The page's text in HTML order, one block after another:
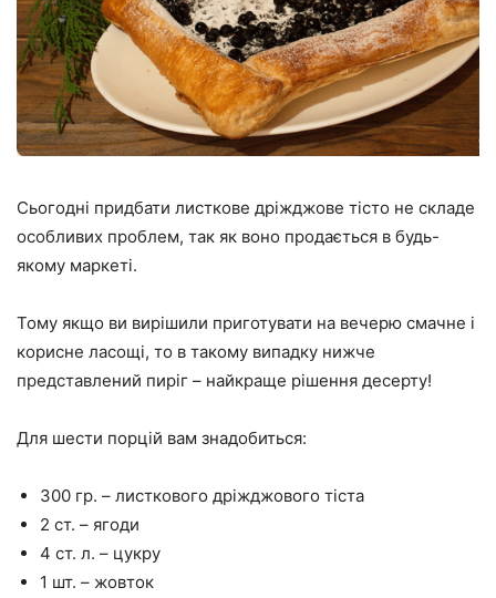
Сьогодні придбати листкове дріжджове тісто не складе
особливих проблем, так як воно продається в будь-
якому маркеті.
Тому якщо ви вирішили приготувати на вечерю смачне і
корисне ласощі, то в такому випадку нижче
представлений пиріг – найкраще рішення десерту!
Для шести порцій вам знадобиться:
300 гр. – листкового дріжджового тіста
2 ст. – ягоди
4 ст. л. – цукру
1 шт. – жовток